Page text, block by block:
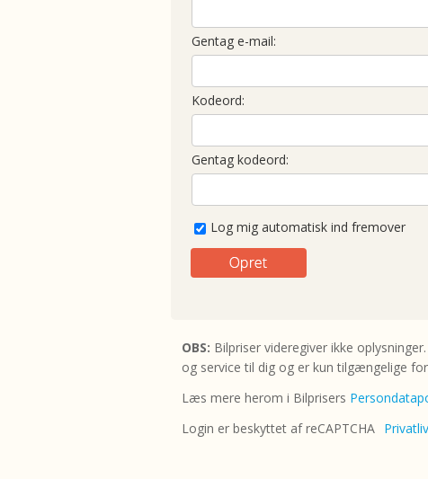
Gentag e-mail:
Kodeord:
Gentag kodeord:
Log mig automatisk ind fremover
OBS: Bilpriser videregiver ikke
og service til dig og er kun tilgængelige
Læs mere herom i Bilprisers
Login er beskyttet af reCAPTCHA Privatliv